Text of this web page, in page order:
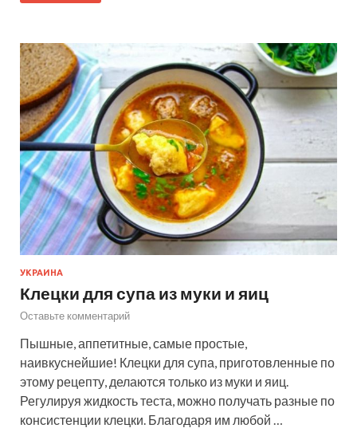
УКРАИНА
Клецки для супа из муки и яиц
Оставьте комментарий
Пышные, аппетитные, самые простые,
наивкуснейшие! Клецки для супа, приготовленные по
этому рецепту, делаются только из муки и яиц.
Регулируя жидкость теста, можно получать разные по
консистенции клецки. Благодаря им любой …